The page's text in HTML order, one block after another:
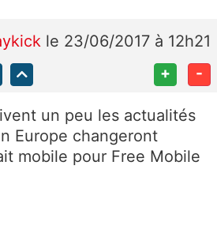
le 23/06/2017 à 12h21
+ -
un peu les actualités
Europe changeront
mobile pour Free Mobile